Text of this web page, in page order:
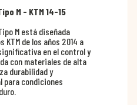
M - KTM 14-15
M está diseñada
de los años 2014 a
en el control y
con materiales de alta
durabilidad y
para condiciones